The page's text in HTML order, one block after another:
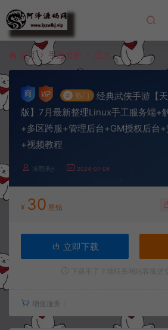
首页 手游资源 正文
# 热门
经典武侠手游【
版】7月最新整理Linux手工服务端+
+多区跨服+管理后台+GM授权后台
+视频教程
冷雨泽ღ 2024-07-04
¥ 30 星钻
立即下载
增值服务：